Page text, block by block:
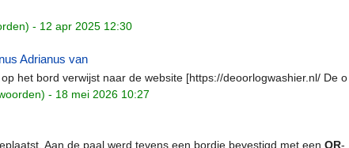
- 12 apr 2025 12:30
Adrianus van
het bord verwijst naar de website [https://deoorlogwashier.nl/ De o
- 18 mei 2026 10:27
Aan de paal werd tevens een bordje bevestigd met een QR-